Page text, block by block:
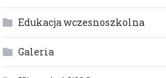
Edukacja wczesnoszkolna
Galeria